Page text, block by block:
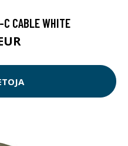
C CABLE WHITE